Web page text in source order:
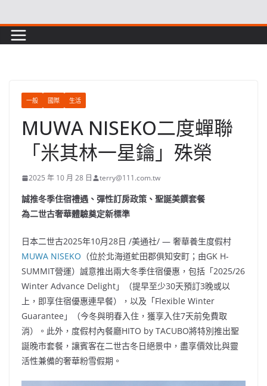
to
content
一般 國際 生活
MUWA NISEKO二度蟬聯
「米其林一星鑰」殊榮
2025 年 10 月 28 日 terry@111.com.tw
誠推冬季住宿禮遇 、 彈性訂房政策、聖誕美饌套餐
為二世古奢華體驗奠定新標準
日本二世古2025年10月28日 /美通社/ — 奢華養生度假村
MUWA NISEKO （位於北海道虻田郡俱知安町；由GK H-
SUMMIT營運）誠意推出兩大冬季住宿優惠，包括「2025/26
Winter Advance Delight」（提早至少30天預訂3晚或以
上，即享住宿優惠連早餐），以及「Flexible Winter
Guarantee」（今冬與明春入住，獲享入住7天前免費取
消）。此外，度假村內餐廳HITO by TACUBO將特別推出聖
誕晚市套餐，讓賓客在二世古冬日絕景中，盡享價效比與靈
活性兼備的奢華粉雪假期。